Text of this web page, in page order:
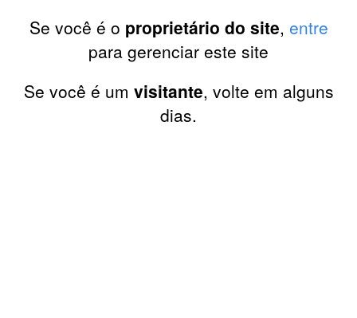
Se você é o proprietário do site, entre
para gerenciar este site
Se você é um visitante, volte em alguns
dias.